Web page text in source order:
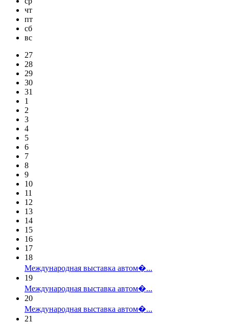
чт
пт
сб
вс
27
28
29
30
31
1
2
3
4
5
6
7
8
9
10
11
12
13
14
15
16
17
18
Международная выставка автом�...
19
Международная выставка автом�...
20
Международная выставка автом�...
21